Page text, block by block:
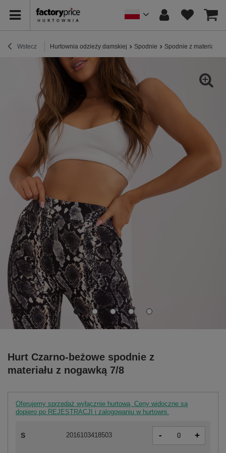
Wstecz Hurtownia odzieży damskiej Spodnie Spodnie z materiału
Hurt Czarno-beżowe spodnie z
materiału z nogawką 7/8
Oferujemy sprzedaż wyłącznie hurtową. Ceny widoczne są
dopiero po REJESTRACJI i zalogowaniu w hurtowni.
S 2016103418503 - +